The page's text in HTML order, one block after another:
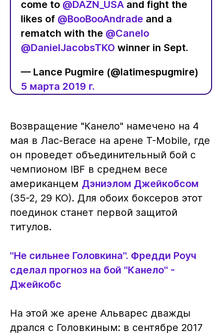
come to @DAZN_USAand fight the
likes of @BooBooAndrade and a
rematch with the @Canelo
@DanielJacobsTKO winner in Sept.
— Lance Pugmire (@latimespugmire)
5 марта 2019 г.
Возвращение "Канело" намечено на 4
мая в Лас-Вегасе на арене T-Mobile, где
он проведет объединительный бой с
чемпионом IBF в среднем весе
американцем Дэниэлом Джейкобсом
(35-2, 29 КО). Для обоих боксеров этот
поединок станет первой защитой
титулов.
"Не сильнее Головкина". Фредди Роуч
сделал прогноз на бой "Канело" -
Джейкобс
На этой же арене Альварес дважды
дрался с Головкиным: в сентябре 2017